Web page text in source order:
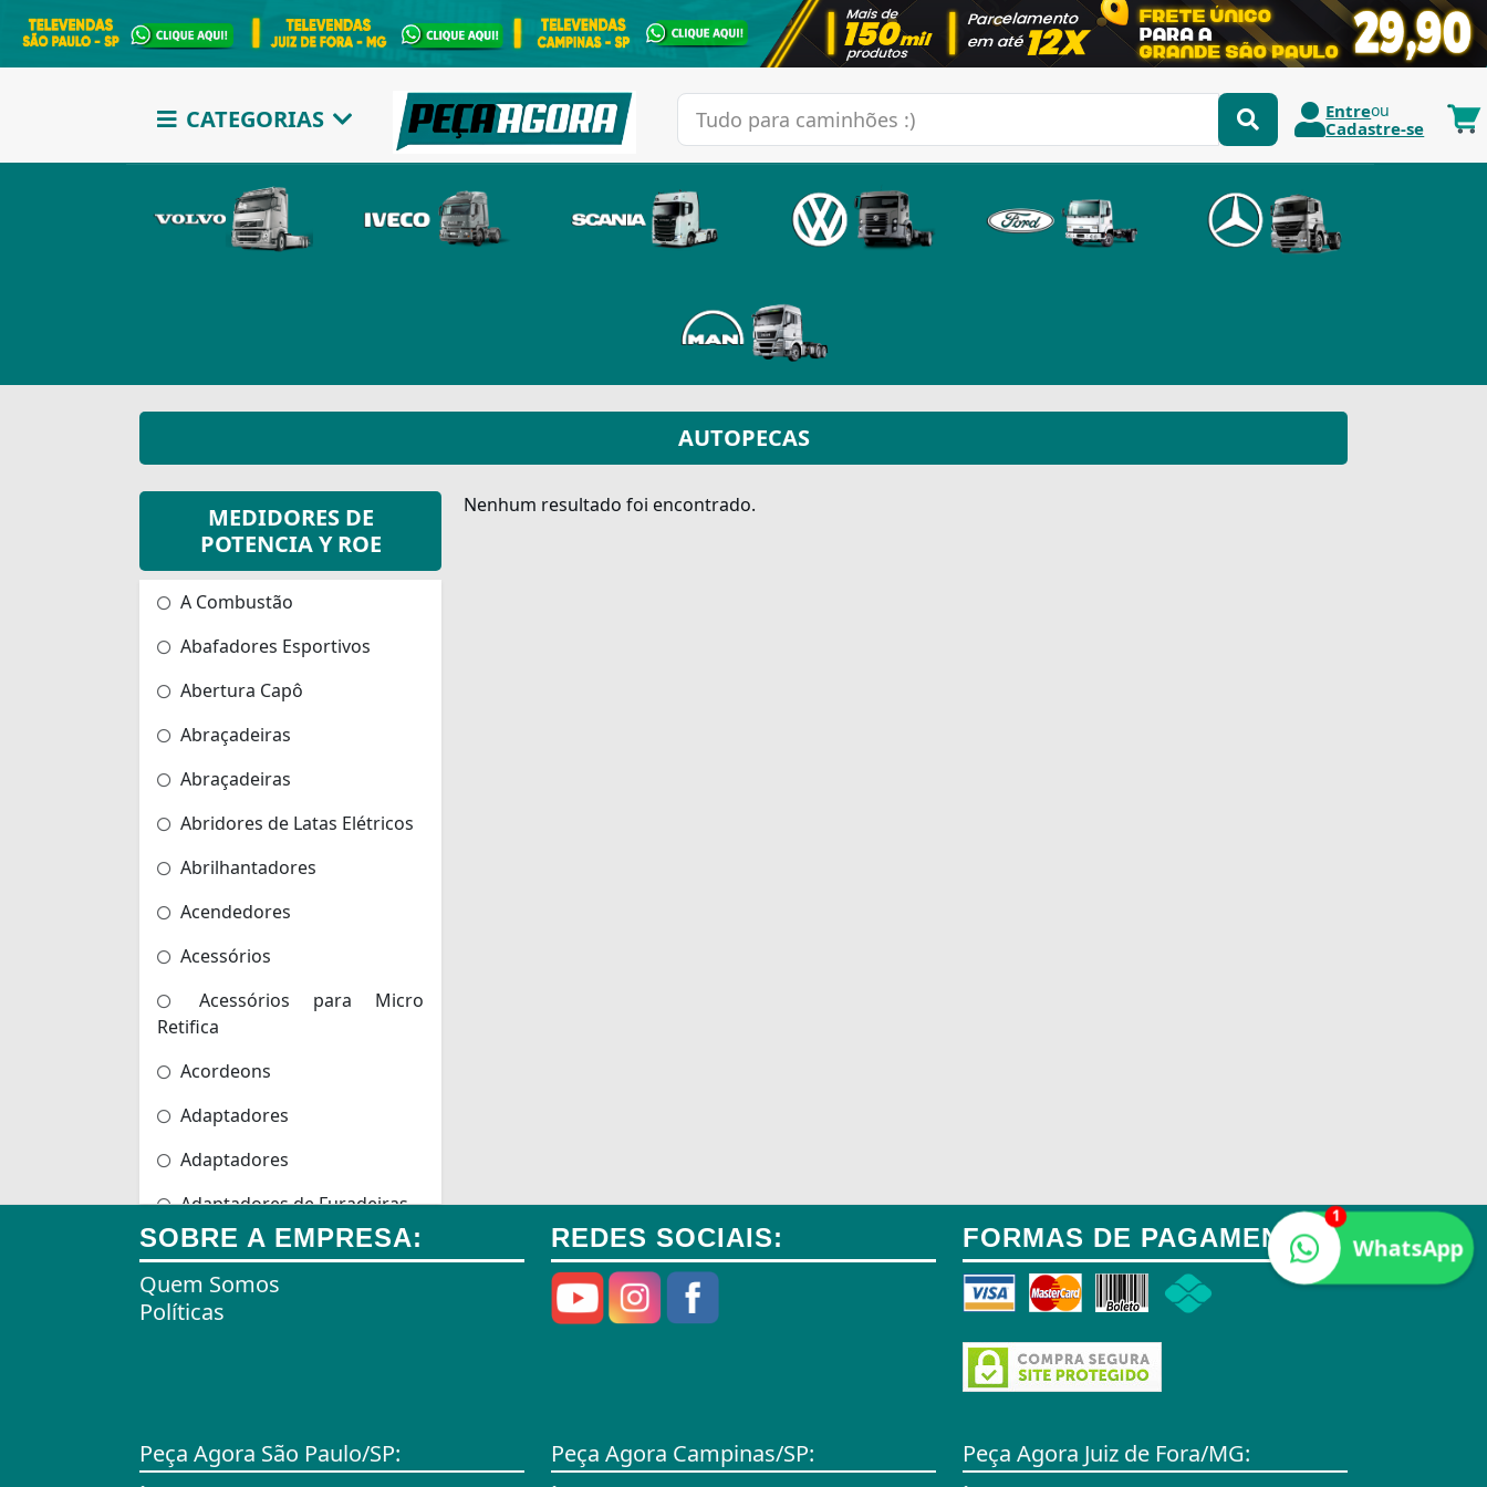
1
WhatsApp
CATEGORIAS Entreou
Cadastre-se
AUTOPECAS
MEDIDORES DE
POTENCIA Y ROE
A Combustão
Abafadores Esportivos
Abertura Capô
Abraçadeiras
Abraçadeiras
Abridores de Latas Elétricos
Abrilhantadores
Acendedores
Acessórios
Acessórios para Micro
Retifica
Acordeons
Adaptadores
Adaptadores
Adaptadores de Furadeiras
Adaptadores de Scanners
Adaptadores de Tomadas
Airbag
Nenhum resultado foi encontrado.
SOBRE A EMPRESA:
Quem Somos
Políticas
REDES SOCIAIS: FORMAS DE PAGAMENTO:
Peça Agora São Paulo/SP: Peça Agora Campinas/SP: Peça Agora Juiz de Fora/MG: